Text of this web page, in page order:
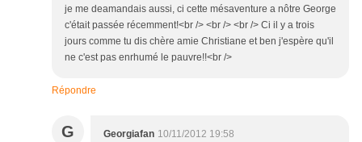
je me deamandais aussi, ci cette mésaventure a nôtre George
c'était passée récemment!<br /> <br /> <br /> Ci il y a trois
jours comme tu dis chère amie Christiane et ben j'espère qu'il
ne c'est pas enrhumé le pauvre!!<br />
Répondre
G Georgiafan 10/11/2012 19:58